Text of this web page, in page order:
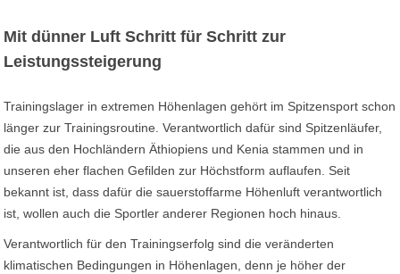
Mit dünner Luft Schritt für Schritt zur
Leistungssteigerung
Trainingslager in extremen Höhenlagen gehört im Spitzensport schon
länger zur Trainingsroutine. Verantwortlich dafür sind Spitzenläufer,
die aus den Hochländern Äthiopiens und Kenia stammen und in
unseren eher flachen Gefilden zur Höchstform auflaufen. Seit
bekannt ist, dass dafür die sauerstoffarme Höhenluft verantwortlich
ist, wollen auch die Sportler anderer Regionen hoch hinaus.
Verantwortlich für den Trainingserfolg sind die veränderten
klimatischen Bedingungen in Höhenlagen, denn je höher der